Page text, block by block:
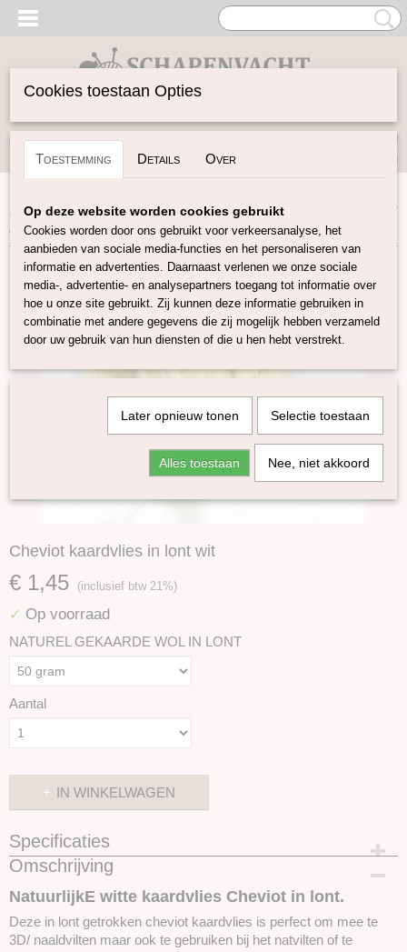
Inloggen Registreren
(0)
Home>Gekaarde Wol>Kaardvlies in lont naturel
kaardvlies in lont wit
Cheviot kaardvlies in lont wit
€ 1,45 (inclusief btw 21%)
✓ Op voorraad
NATUREL GEKAARDE WOL IN LONT
Aantal
IN WINKELWAGEN
Specificaties
Productcode
Omschrijving
NatuurlijkE witte kaardvlies Cheviot in lont.
Deze in lont getrokken cheviot kaardvlies is perfect om mee te
3D/ naaldvilten maar ook te gebruiken bij het natvilten of te
Cookies toestaan Opties
Toestemming Details Over
Op deze website worden cookies gebruikt
Cookies worden door ons gebruikt voor verkeersanalyse, het
aanbieden van sociale media-functies en het personaliseren van
informatie en advertenties. Daarnaast verlenen we onze sociale
media-, advertentie- en analysepartners toegang tot informatie over
hoe u onze site gebruikt. Zij kunnen deze informatie gebruiken in
combinatie met andere gegevens die zij mogelijk hebben verzameld
door uw gebruik van hun diensten of die u hen hebt verstrekt.
Later opnieuw tonen Selectie toestaan
Alles toestaan Nee, niet akkoord